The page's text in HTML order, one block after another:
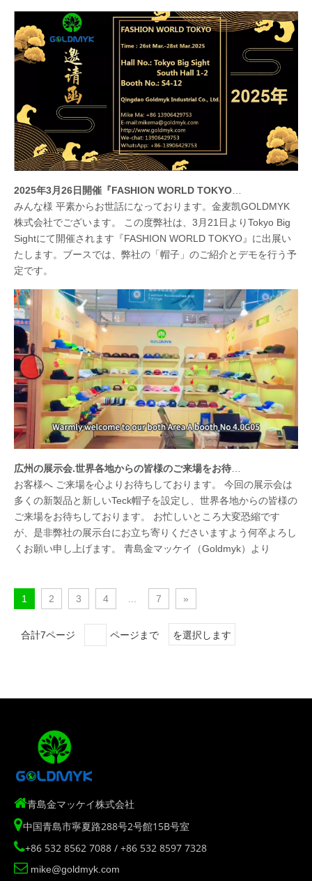
みんな様 平素からお世話になっております。金麦凯GOLDMYK
株式会社でございます。 この度弊社は、3月21日よりTokyo Big
Sightにて開催されます『FASHION WORLD TOKYO』に出展い
たします。ブースでは、弊社の「帽子」のご紹介とデモを行う予
定です。
広州の展示会.世界各地からの皆様のご来場をお待ちしております。
お客様へ ご来場を心よりお待ちしております。 今回の展示会は
多くの新製品と新しいTeck帽子を設定し、世界各地からの皆様の
ご来場をお待ちしております。 お忙しいところ大変恐縮です
が、是非弊社の展示台にお立ち寄りくださいますよう何卒よろし
くお願い申し上げます。 青島金マッケイ（Goldmyk）より
1 2 3 4 ... 7 »
合計7ページ ページまで を選択します
青島金マッケイ株式会社
中国青島市寧夏路288号2号館15B号室
+86 532 8562 7088 / +86 532 8597 7328
 mike@goldmyk.com